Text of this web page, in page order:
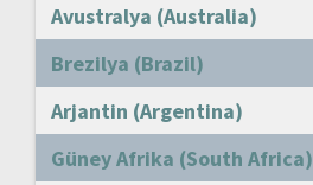
Avustralya (Australia)
Brezilya (Brazil)
Arjantin (Argentina)
Güney Afrika (South Africa)